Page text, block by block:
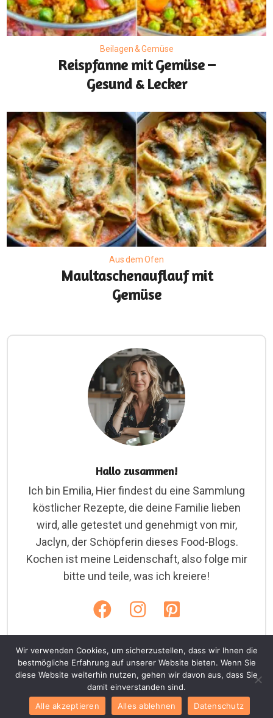
Beilagen & Gemüse
Reispfanne mit Gemüse –
Gesund & Lecker
Aus dem Ofen
Maultaschenauflauf mit
Gemüse
Hallo zusammen!
Ich bin Emilia, Hier findest du eine Sammlung
köstlicher Rezepte, die deine Familie lieben
wird, alle getestet und genehmigt von mir,
Jaclyn, der Schöpferin dieses Food-Blogs.
Kochen ist meine Leidenschaft, also folge mir
bitte und teile, was ich kreiere!
Copyright © 2026. Emiliarezepte.com
Home Cookies Datenschutz AGB
Wir verwenden Cookies, um sicherzustellen, dass wir Ihnen die
bestmögliche Erfahrung auf unserer Website bieten. Wenn Sie
diese Website weiterhin nutzen, gehen wir davon aus, dass Sie
damit einverstanden sind.
Alle akzeptieren
Alles ablehnen Datenschutz